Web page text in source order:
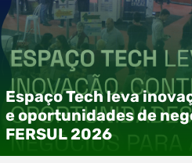
Espaço Tech leva
e oportunidades de
FERSUL 2026